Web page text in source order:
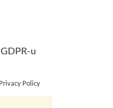
u
Privacy Policy